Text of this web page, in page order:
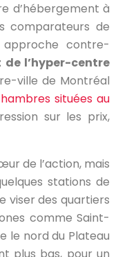
d’hébergement à
comparateurs de
approche contre-
de l’hyper-centre
ville de Montréal
situées au
sur les prix,
de l’action, mais
stations de
viser des quartiers
comme Saint-
le nord du Plateau